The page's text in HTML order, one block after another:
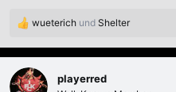
R
a
k
t
wueterich und Shelter
playerred